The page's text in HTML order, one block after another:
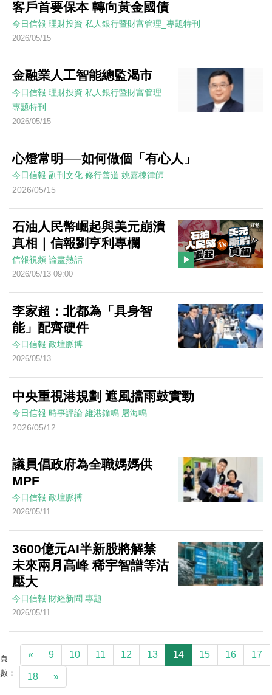
客戶首要保本 轉向黃金國債
今日信報 理財投資 私人銀行暨財富管理_專題特刊
2026/05/15
金融業人工智能總監渴市
今日信報 理財投資 私人銀行暨財富管理_
專題特刊
2026/05/15
心燈常明──如何做個「有心人」
今日信報 副刊文化 修行善道 姚嘉棟律師
2026/05/15
石油人民幣崛起與美元崩潰
真相｜信報劉亨利專欄
信報視頻 論盡熱話
2026/05/13 09:00
李家超：北都為「具身智
能」配齊硬件
今日信報 政壇脈搏
2026/05/13
中央重視港規劃 遮風擋雨鼓實勁
今日信報 時事評論 維港鐘鳴 屠海鳴
2026/05/12
議員倡政府為全職媽媽供
MPF
今日信報 政壇脈搏
2026/05/11
3600億元AI半新股將解禁
未來兩月高峰 稀宇智譜等沽
壓大
今日信報 財經新聞 專題
2026/05/11
頁
數：
« 9 10 11 12 13 14 15 16 17
18 »